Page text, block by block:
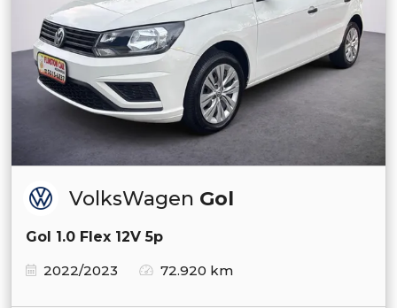
VolksWagen Gol
Gol 1.0 Flex 12V 5p
2022/2023
72.920 km